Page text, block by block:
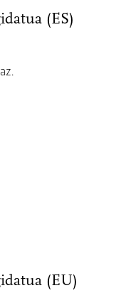
(ES)
(EU)